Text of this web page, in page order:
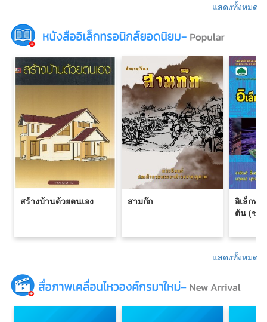
แสดงทั้งหมด
สร้างบ้านด้วยตนเอง สามก๊ก
อิเล็กทร
ต้น (ช่า
แสดงทั้งหมด